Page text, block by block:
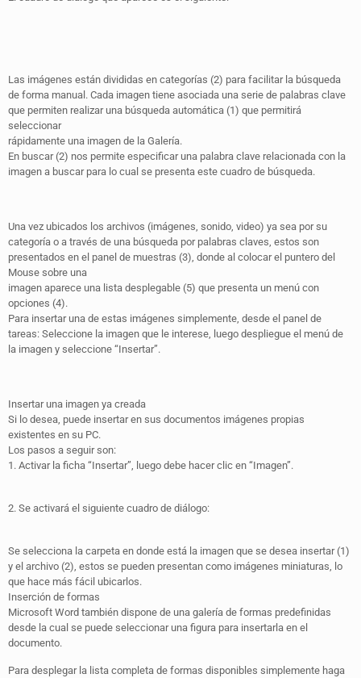
Las imágenes están divididas en categorías (2) para facilitar la búsqueda
de forma manual. Cada imagen tiene asociada una serie de palabras clave
que permiten realizar una búsqueda automática (1) que permitirá
seleccionar
rápidamente una imagen de la Galería.
En buscar (2) nos permite especificar una palabra clave relacionada con la
imagen a buscar para lo cual se presenta este cuadro de búsqueda.
Una vez ubicados los archivos (imágenes, sonido, video) ya sea por su
categoría o a través de una búsqueda por palabras claves, estos son
presentados en el panel de muestras (3), donde al colocar el puntero del
Mouse sobre una
imagen aparece una lista desplegable (5) que presenta un menú con
opciones (4).
Para insertar una de estas imágenes simplemente, desde el panel de
tareas: Seleccione la imagen que le interese, luego despliegue el menú de
la imagen y seleccione “Insertar”.
Insertar una imagen ya creada
Si lo desea, puede insertar en sus documentos imágenes propias
existentes en su PC.
Los pasos a seguir son:
1. Activar la ficha “Insertar”, luego debe hacer clic en “Imagen”.
2. Se activará el siguiente cuadro de diálogo:
Se selecciona la carpeta en donde está la imagen que se desea insertar (1)
y el archivo (2), estos se pueden presentan como imágenes miniaturas, lo
que hace más fácil ubicarlos.
Inserción de formas
Microsoft Word también dispone de una galería de formas predefinidas
desde la cual se puede seleccionar una figura para insertarla en el
documento.
Para desplegar la lista completa de formas disponibles simplemente haga